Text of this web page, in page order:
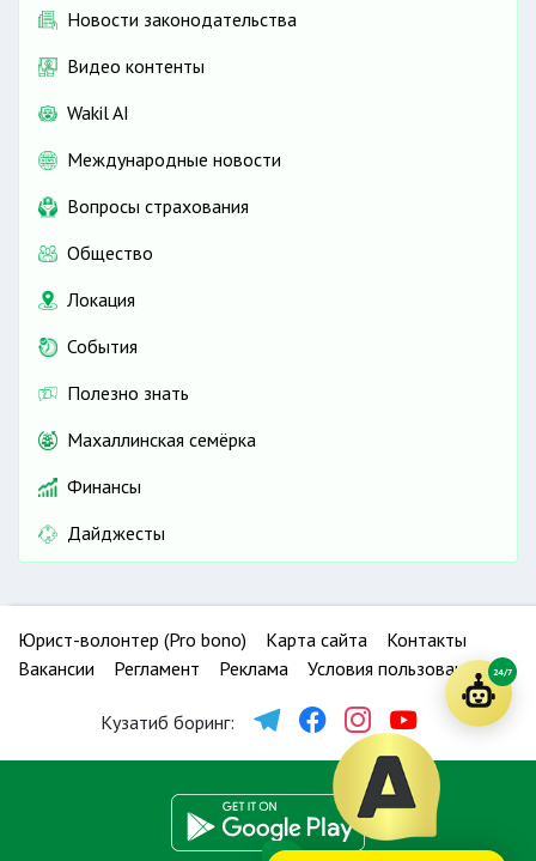
Новости законодательства
Видео контенты
Wakil AI
Международные новости
Вопросы страхования
Общество
Локация
События
Полезно знать
Махаллинская семёрка
Финансы
Дайджесты
Юрист-волонтер (Pro bono) Карта сайта
Контакты
Вакансии
Регламент Реклама Условия пользования
Кузатиб боринг:
24/7